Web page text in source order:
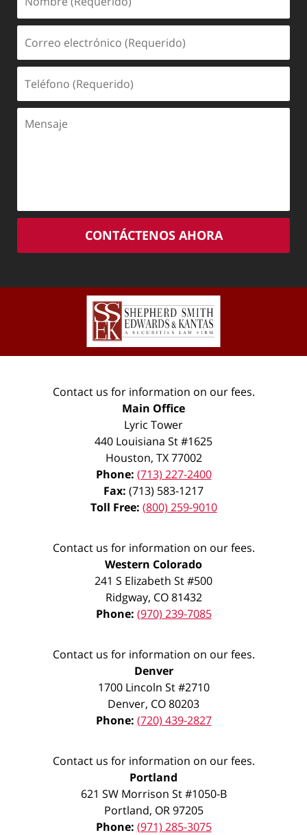
(Requerido)
electrónico
(Requerido)
(Requerido)
Mensaje
CONTÁCTENOS AHORA
Contact us for information on our fees.
Main Office
Lyric Tower
440 Louisiana St #1625
Houston, TX 77002
Phone: (713) 227-2400
Fax: (713) 583-1217
Toll Free: (800) 259-9010
Contact us for information on our fees.
Western Colorado
241 S Elizabeth St #500
Ridgway, CO 81432
Phone: (970) 239-7085
Contact us for information on our fees.
Denver
1700 Lincoln St #2710
Denver, CO80203
Phone: (720) 439-2827
Contact us for information on our fees.
Portland
621 SW Morrison St #1050-B
Portland, OR 97205
Phone: (971) 285-3075